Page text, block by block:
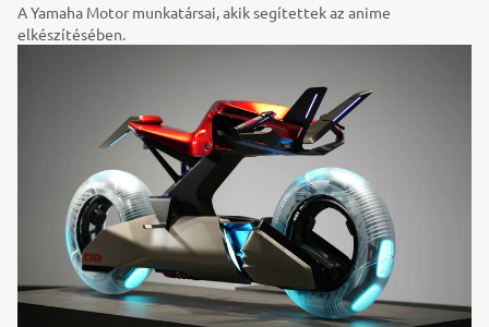
A Yamaha Motor munkatársai, akik segítettek az anime
elkészítésében.